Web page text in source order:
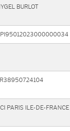
BURLOT
PARIS ILE-DE-FRANCE